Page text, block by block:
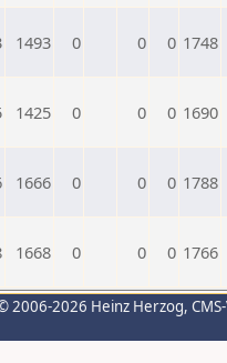
1493 0 0 0 1748
1425 0 0 0 1690
1666 0 0 0 1788
1668 0 0 0 1766
2006-2026 Heinz Herzog,